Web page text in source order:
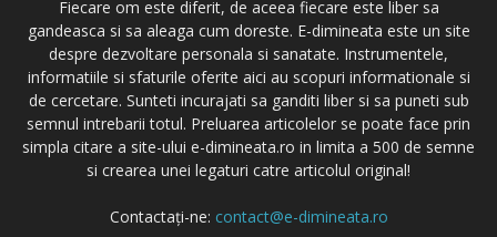
Fiecare om este diferit, de aceea fiecare este liber sa
gandeasca si sa aleaga cum doreste. E-dimineata este un site
despre dezvoltare personala si sanatate. Instrumentele,
informatiile si sfaturile oferite aici au scopuri informationale si
de cercetare. Sunteti incurajati sa ganditi liber si sa puneti sub
semnul intrebarii totul. Preluarea articolelor se poate face prin
simpla citare a site-ului e-dimineata.ro in limita a 500 de semne
si crearea unei legaturi catre articolul original!
Contactați-ne: contact@e-dimineata.ro